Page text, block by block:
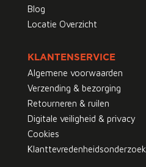
Blog
Locatie Overzicht
KLANTENSERVICE
Algemene voorwaarden
Verzending & bezorging
Retourneren & ruilen
Digitale veiligheid & privacy
Cookies
Klanttevredenheidsonderzoek